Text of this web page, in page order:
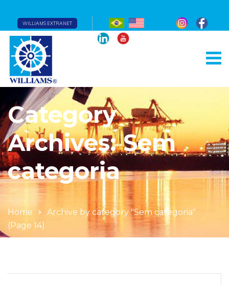
WILLIAMS EXTRANET
Category
Archives: Sem
categoria
Home
Archive by category "Sem categoria"
(Page 14)